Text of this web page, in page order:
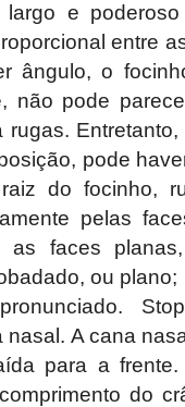
e
entre
ângulo, o
não pode
rugas.
pode
do focinho,
pelas
as faces
ou
A cana
para a
do